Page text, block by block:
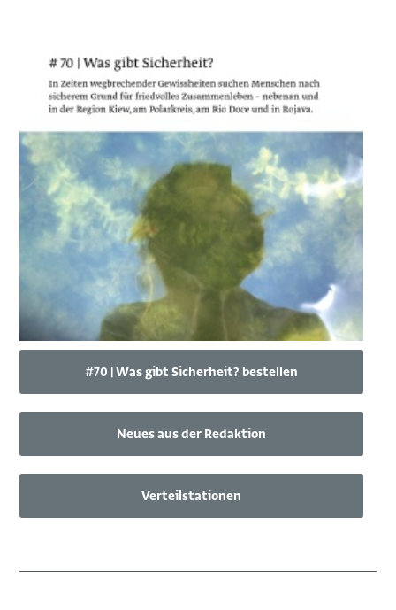
#70 | Was gibt Sicherheit? bestellen
Neues aus der Redaktion
Verteilstationen